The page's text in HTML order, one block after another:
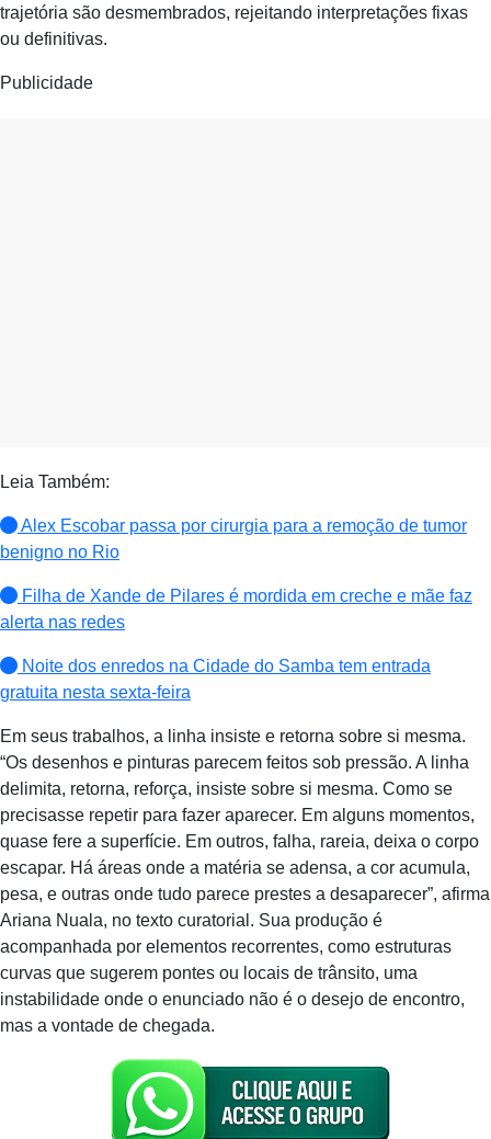
trajetória são desmembrados, rejeitando interpretações fixas
ou definitivas.
Publicidade
Leia Também:
Alex Escobar passa por cirurgia para a remoção de tumor
benigno no Rio
Filha de Xande de Pilares é mordida em creche e mãe faz
alerta nas redes
Noite dos enredos na Cidade do Samba tem entrada
gratuita nesta sexta-feira
Em seus trabalhos, a linha insiste e retorna sobre si mesma.
“Os desenhos e pinturas parecem feitos sob pressão. A linha
delimita, retorna, reforça, insiste sobre si mesma. Como se
precisasse repetir para fazer aparecer. Em alguns momentos,
quase fere a superfície. Em outros, falha, rareia, deixa o corpo
escapar. Há áreas onde a matéria se adensa, a cor acumula,
pesa, e outras onde tudo parece prestes a desaparecer”, afirma
Ariana Nuala, no texto curatorial. Sua produção é
acompanhada por elementos recorrentes, como estruturas
curvas que sugerem pontes ou locais de trânsito, uma
instabilidade onde o enunciado não é o desejo de encontro,
mas a vontade de chegada.